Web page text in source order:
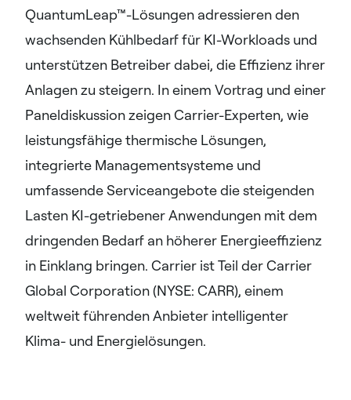
QuantumLeap™-Lösungen adressieren den
wachsenden Kühlbedarf für KI-Workloads und
unterstützen Betreiber dabei, die Effizienz ihrer
Anlagen zu steigern. In einem Vortrag und einer
Paneldiskussion zeigen Carrier-Experten, wie
leistungsfähige thermische Lösungen,
integrierte Managementsysteme und
umfassende Serviceangebote die steigenden
Lasten KI-getriebener Anwendungen mit dem
dringenden Bedarf an höherer Energieeffizienz
in Einklang bringen. Carrier ist Teil der Carrier
Global Corporation (NYSE: CARR), einem
weltweit führenden Anbieter intelligenter
Klima- und Energielösungen.